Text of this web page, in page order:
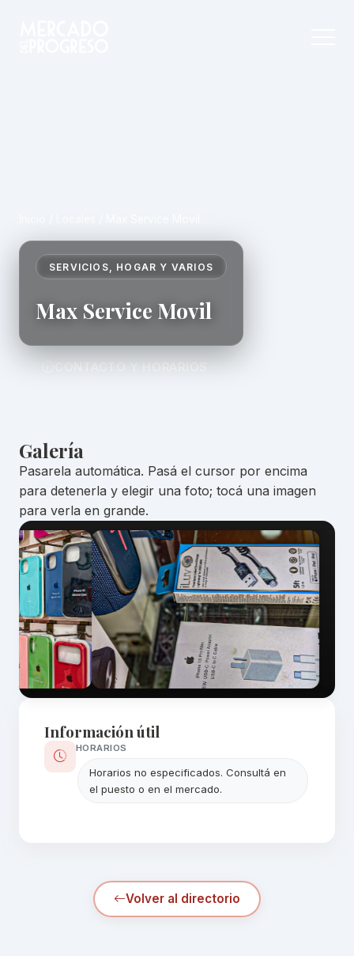
SERVICIOS, HOGAR Y VARIOS
Max Service Movil
CONTACTO Y HORARIOS
Galería
Pasarela automática. Pasá el cursor por encima
para detenerla y elegir una foto; tocá una imagen
para verla en grande.
Información útil
HORARIOS
Horarios no especificados. Consultá en
el puesto o en el mercado.
Volver al directorio